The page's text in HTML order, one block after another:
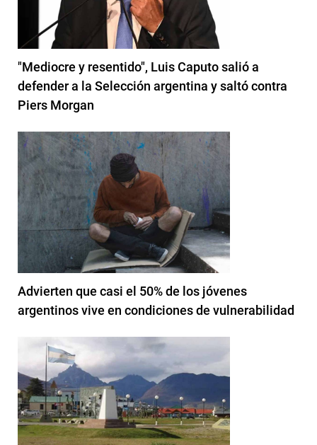
"Mediocre y resentido", Luis Caputo salió a
defender a la Selección argentina y saltó contra
Piers Morgan
Advierten que casi el 50% de los jóvenes
argentinos vive en condiciones de vulnerabilidad